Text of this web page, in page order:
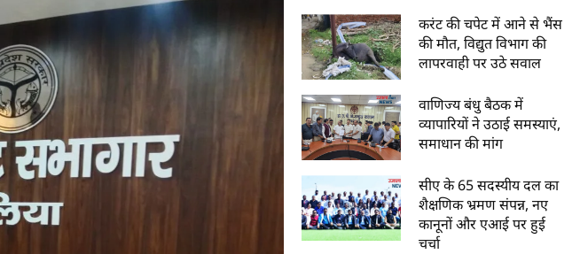
करंट की चपेट में आने से भैंस
की मौत, विद्युत विभाग की
लापरवाही पर उठे सवाल
वाणिज्य बंधु बैठक में
व्यापारियों ने उठाई समस्याएं,
समाधान की मांग
सीए के 65 सदस्यीय दल का
शैक्षणिक भ्रमण संपन्न, नए
कानूनों और एआई पर हुई
चर्चा